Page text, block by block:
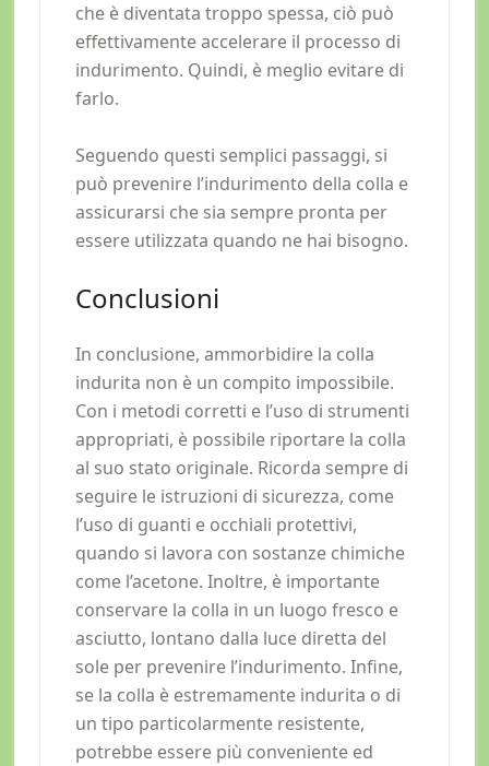
che è diventata troppo spessa, ciò può
effettivamente accelerare il processo di
indurimento. Quindi, è meglio evitare di
farlo.
Seguendo questi semplici passaggi, si
può prevenire l’indurimento della colla e
assicurarsi che sia sempre pronta per
essere utilizzata quando ne hai bisogno.
Conclusioni
In conclusione, ammorbidire la colla
indurita non è un compito impossibile.
Con i metodi corretti e l’uso di strumenti
appropriati, è possibile riportare la colla
al suo stato originale. Ricorda sempre di
seguire le istruzioni di sicurezza, come
l’uso di guanti e occhiali protettivi,
quando si lavora con sostanze chimiche
come l’acetone. Inoltre, è importante
conservare la colla in un luogo fresco e
asciutto, lontano dalla luce diretta del
sole per prevenire l’indurimento. Infine,
se la colla è estremamente indurita o di
un tipo particolarmente resistente,
potrebbe essere più conveniente ed